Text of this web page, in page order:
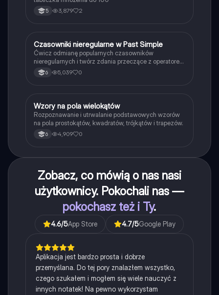
5 3,879 2
CJęzyk angielski
Czasowniki nieregularne w Past Simple
Ćwicz odmianę popularnych czasowników
nieregularnych i twórz zdania przeczące z operatorem
didn't w czasie Past Simple.
6 5,039 0
WMatematyka
Wzory na pola wielokątów
Rozpoznawanie i utrwalanie podstawowych wzorów
na pola prostokątów, kwadratów, trójkątów i trapezów.
6 4,909 0
Zobacz, co mówią o nas nasi
użytkownicy. Pokochali nas —
pokochasz też i Ty.
4.6/5App Store 4.7/5Google Play
Aplikacja jest bardzo prosta i dobrze
przemyślana. Do tej pory znalazłem wszystko,
czego szukałem i mogłem się wiele nauczyć z
innych notatek! Na pewno wykorzystam